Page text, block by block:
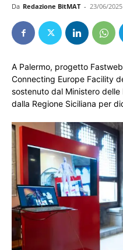
Da Redazione BitMAT - 23/06/2025
A Palermo, progetto
Connecting Europe Facility
sostenuto dal Ministero
dalla Regione Siciliana per